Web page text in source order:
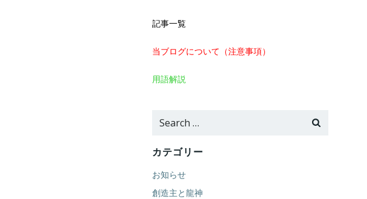
記事一覧
当ブログについて（注意事項）
用語解説
Search
カテゴリー
お知らせ
創造主と龍神